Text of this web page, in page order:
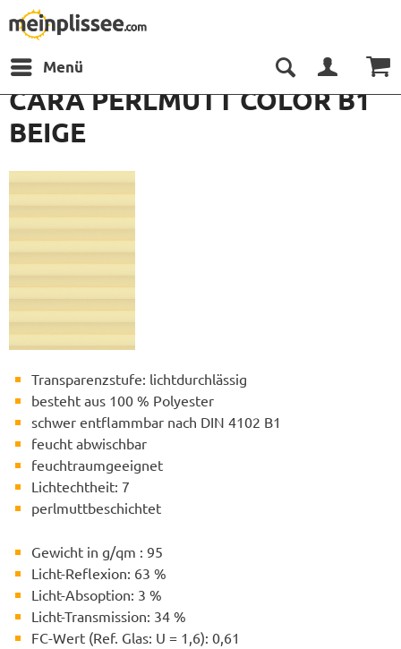
Menü
CARA PERLMUTT COLOR B1
BEIGE
Transparenzstufe: lichtdurchlässig
besteht aus 100 % Polyester
schwer entflammbar nach DIN 4102 B1
feucht abwischbar
feuchtraumgeeignet
Lichtechtheit: 7
perlmuttbeschichtet
Gewicht in g/qm : 95
Licht-Reflexion: 63 %
Licht-Absoption: 3 %
Licht-Transmission: 34 %
FC-Wert (Ref. Glas: U = 1,6): 0,61